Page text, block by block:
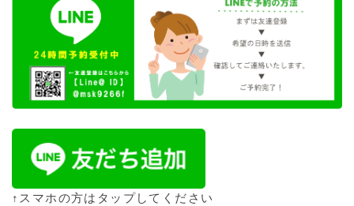
↑スマホの方はタップしてください